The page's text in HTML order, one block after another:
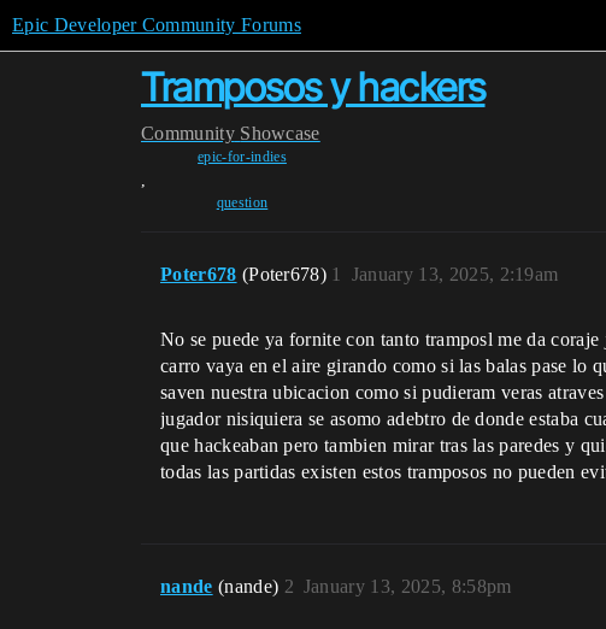
Epic Developer Community Forums
Tramposos y hackers
Community Showcase
epic-for-indies
,
question
Poter678 (Poter678) January 13, 2025, 2:19am
1
No se puede ya fornite con tanto tramposl me da
carro vaya en el aire girando como si las balas pase lo
saven nuestra ubicacion como si pudieram veras
jugador nisiquiera se asomo adebtro de donde estaba
que hackeaban pero tambien mirar tras las paredes y
todas las partidas existen estos tramposos no pueden
nande (nande) January 13, 2025, 8:58pm
2